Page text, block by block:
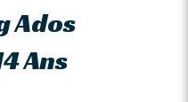
Ados
Ans